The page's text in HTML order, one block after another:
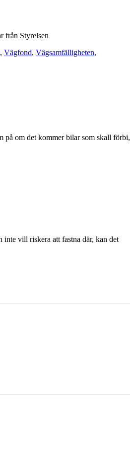
från Styrelsen
, Vägfond, Vägsamfälligheten,
på om det kommer bilar som skall förbi,
inte vill riskera att fastna där, kan det